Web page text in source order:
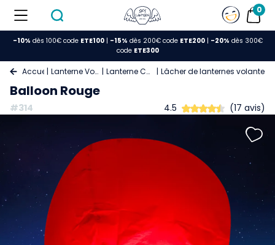
0
-10% dès 100€ code ETE100| -15% dès 200€ code ETE200| -20% dès 300€
code ETE300
Accueil Lanterne Volante Lanterne Celeste Lâcher de lanternes volantes
Balloon Rouge
#314 4.5 (17 avis)